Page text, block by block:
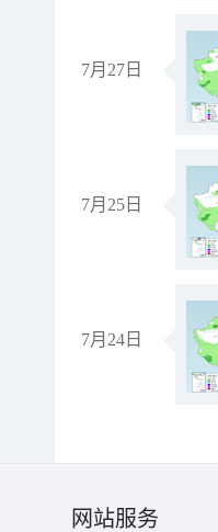
7月27日
7月25日
7月24日
网站服务